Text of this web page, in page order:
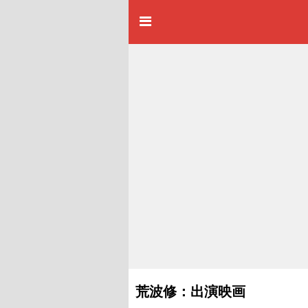
荒波修：出演映画